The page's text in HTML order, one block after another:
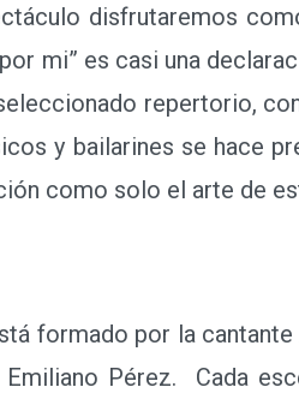
disfrutaremos
mi” es casi una
repertorio,
y bailarines se hace
como solo el arte de
formado por la cantante
Pérez. Cada